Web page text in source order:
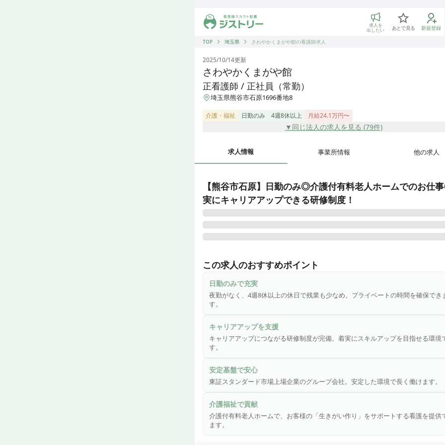
ジストリー 看護師の転職マッチング
求人を
出したい あとで見る 新規登録
TOP
埼玉県 さわやかくまがや館の看護師求人
2025/10/14更新
さわやかくまがや館
正看護師 / 正社員（常勤）
埼玉県熊谷市石原1696番地8
介護・福祉 日勤のみ 4週8休以上 月給24.1万円〜
▼同じ法人の求人を見る (79件)
求人情報 事業所情報 他の求人
【熊谷市石原】日勤のみ◎介護付有料老人ホームでのお仕
実にキャリアアップできる研修制度！
ディングス」のグループ会社であり、安定した基盤と誠実な運営に力を
いる企業で、全国で施設を展開しています。「慈愛の心・尊厳を守る・
第一主義」という理念を掲げ、お客様に安心で笑顔溢れる生活環境を提
います。特に大切にしているのは、お客様の「生きがい作り」。安心・
もちろんのこと、お客様に楽しく毎日を過ごしていただけるよう、お客
場に立ったサービスを心がけています。
この求人のおすすめポイント
日勤のみで充実
夜勤がなく、4週8休以上の休日で残業も少なめ。プライベートの時間を確保でき
す。
キャリアアップを支援
キャリアアップにつながる研修制度が完備。着実にスキルアップを目指せる環境
す。
安定基盤で安心
東証スタンダード市場上場企業のグループ会社。安定した環境で長く働けます。
介護福祉で貢献
介護付有料老人ホームで、お客様の「生きがい作り」をサポートする看護を提供
ます。